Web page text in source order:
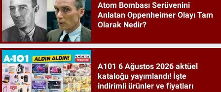
Atom Bombası Serüvenini
Anlatan Oppenheimer Olayı Tam
Olarak Nedir?
A101 6 Ağustos 2026 aktüel
kataloğu yayımlandı! İşte
indirimli ürünler ve fiyatları